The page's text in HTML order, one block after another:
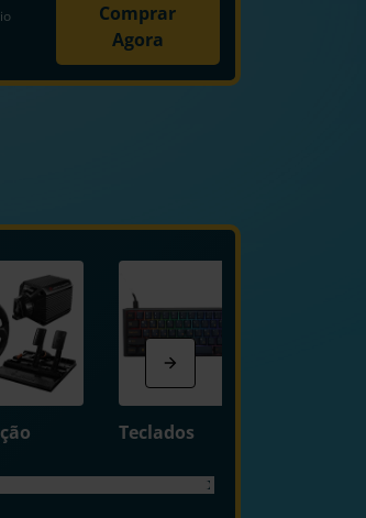
Comprar
Agora
Teclados